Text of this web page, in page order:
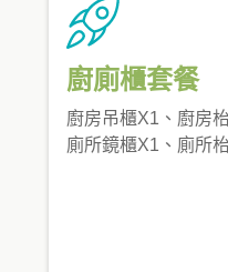
廚廁櫃套餐
廚房吊櫃X1、廚房
廁所鏡櫃X1、廁所